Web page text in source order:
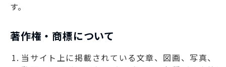
す。
著作権・商標について
当サイト上に掲載されている文章、図画、写真、